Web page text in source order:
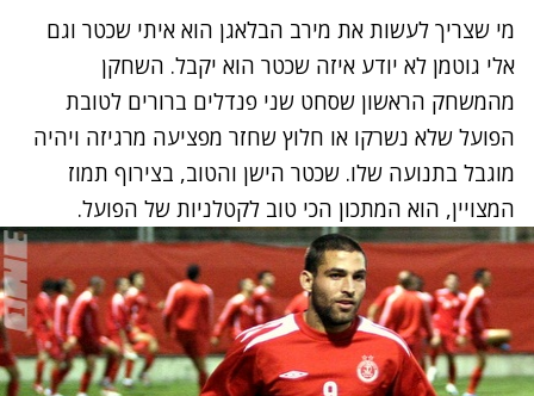
מי שצריך לעשות את מירב הבלאגן הוא איתי שכטר וגם
אלי גוטמן לא יודע איזה שכטר הוא יקבל. השחקן
מהמשחק הראשון שסחט שני פנדלים ברורים לטובת
הפועל שלא נשרקו או חלוץ שחזר מפציעה מרגיזה ויהיה
מוגבל בתנועה שלו. שכטר הישן והטוב, בצירוף תמוז
המצויין, הוא המתכון הכי טוב לקטלניות של הפועל.